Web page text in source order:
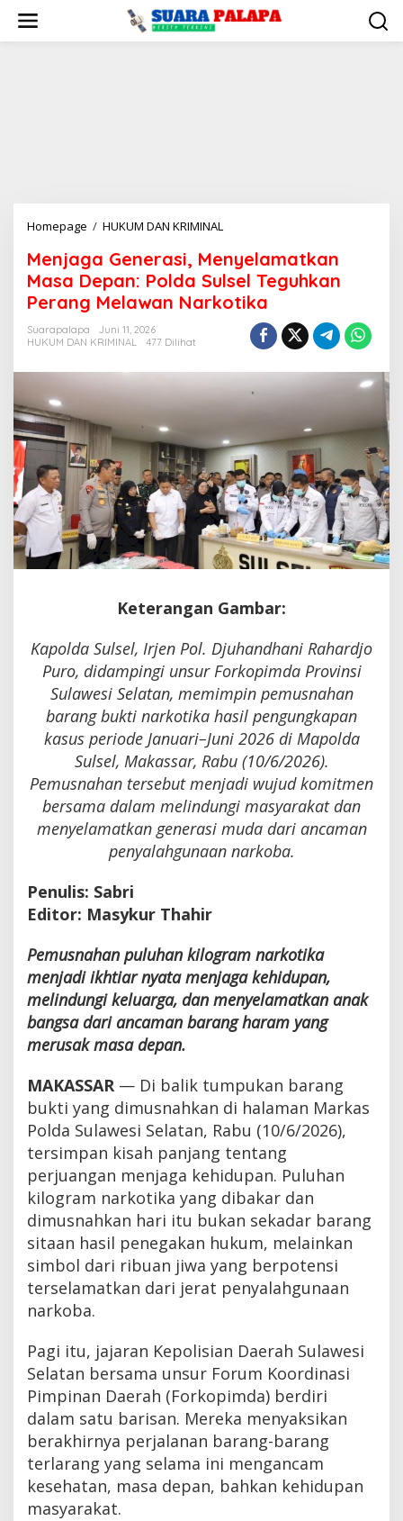
konten
Homepage / HUKUM DAN KRIMINAL
Menyelamatkan
Masa
Depan:
Sulsel
Teguhkan
Perang
Melawan
Narkotika
Menjaga Generasi, Menyelamatkan
Masa Depan: Polda Sulsel Teguhkan
Perang Melawan Narkotika
Suarapalapa
Juni 11, 2026
HUKUM DAN KRIMINAL
477 Dilihat
Keterangan Gambar:
Kapolda Sulsel, Irjen Pol. Djuhandhani Rahardjo
Puro, didampingi unsur Forkopimda Provinsi
Sulawesi Selatan, memimpin pemusnahan
barang bukti narkotika hasil pengungkapan
kasus periode Januari–Juni 2026 di Mapolda
Sulsel, Makassar, Rabu (10/6/2026).
Pemusnahan tersebut menjadi wujud komitmen
bersama dalam melindungi masyarakat dan
menyelamatkan generasi muda dari ancaman
penyalahgunaan narkoba.
Penulis: Sabri
Editor: Masykur Thahir
Pemusnahan puluhan kilogram narkotika
menjadi ikhtiar nyata menjaga kehidupan,
melindungi keluarga, dan menyelamatkan anak
bangsa dari ancaman barang haram yang
merusak masa depan.
MAKASSAR— Di balik tumpukan barang
bukti yang dimusnahkan di halaman Markas
Polda Sulawesi Selatan, Rabu (10/6/2026),
tersimpan kisah panjang tentang
perjuangan menjaga kehidupan. Puluhan
kilogram narkotika yang dibakar dan
dimusnahkan hari itu bukan sekadar barang
sitaan hasil penegakan hukum, melainkan
simbol dari ribuan jiwa yang berpotensi
terselamatkan dari jerat penyalahgunaan
narkoba.
Pagi itu, jajaran Kepolisian Daerah Sulawesi
Selatan bersama unsur Forum Koordinasi
Pimpinan Daerah (Forkopimda) berdiri
dalam satu barisan. Mereka menyaksikan
berakhirnya perjalanan barang-barang
terlarang yang selama ini mengancam
kesehatan, masa depan, bahkan kehidupan
masyarakat.